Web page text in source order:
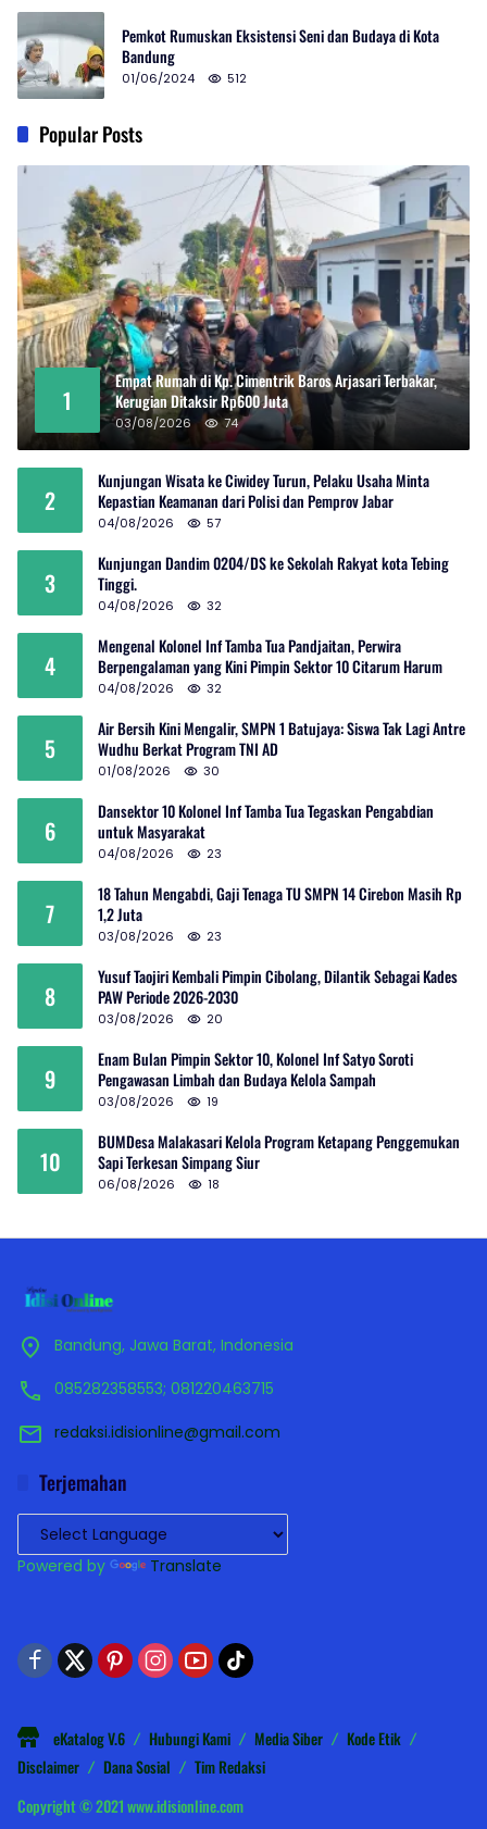
Pemkot Rumuskan Eksistensi Seni dan Budaya di Kota
Bandung
01/06/2024 512
Popular Posts
1
Empat Rumah di Kp. Cimentrik Baros Arjasari Terbakar,
Kerugian Ditaksir Rp600 Juta
03/08/2026 74
2
Kunjungan Wisata ke Ciwidey Turun, Pelaku Usaha Minta
Kepastian Keamanan dari Polisi dan Pemprov Jabar
04/08/2026 57
3
Kunjungan Dandim 0204/DS ke Sekolah Rakyat kota Tebing
Tinggi.
04/08/2026 32
4
Mengenal Kolonel Inf Tamba Tua Pandjaitan, Perwira
Berpengalaman yang Kini Pimpin Sektor 10 Citarum Harum
04/08/2026 32
5
Air Bersih Kini Mengalir, SMPN 1 Batujaya: Siswa Tak Lagi Antre
Wudhu Berkat Program TNI AD
01/08/2026 30
6
Dansektor 10 Kolonel Inf Tamba Tua Tegaskan Pengabdian
untuk Masyarakat
04/08/2026 23
7
18 Tahun Mengabdi, Gaji Tenaga TU SMPN 14 Cirebon Masih Rp
1,2 Juta
03/08/2026 23
8
Yusuf Taojiri Kembali Pimpin Cibolang, Dilantik Sebagai Kades
PAW Periode 2026-2030
03/08/2026 20
9
Enam Bulan Pimpin Sektor 10, Kolonel Inf Satyo Soroti
Pengawasan Limbah dan Budaya Kelola Sampah
03/08/2026 19
10
BUMDesa Malakasari Kelola Program Ketapang Penggemukan
Sapi Terkesan Simpang Siur
06/08/2026 18
Bandung, Jawa Barat, Indonesia
085282358553; 081220463715
redaksi.idisionline@gmail.com
Terjemahan
Powered by Translate
eKatalog V.6 Hubungi Kami Media Siber
Kode Etik
Disclaimer
Dana Sosial
Tim Redaksi
Copyright © 2021 www.idisionline.com